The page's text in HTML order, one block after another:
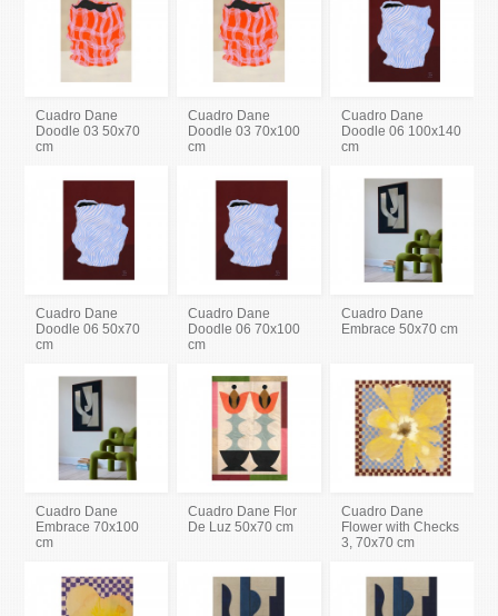
Cuadro Dane
Doodle 03 50x70
cm
Cuadro Dane
Doodle 03 70x100
cm
Cuadro Dane
Doodle 06 100x140
cm
Cuadro Dane
Doodle 06 50x70
cm
Cuadro Dane
Doodle 06 70x100
cm
Cuadro Dane
Embrace 50x70 cm
Cuadro Dane
Embrace 70x100
cm
Cuadro Dane Flor
De Luz 50x70 cm
Cuadro Dane
Flower with Checks
3, 70x70 cm